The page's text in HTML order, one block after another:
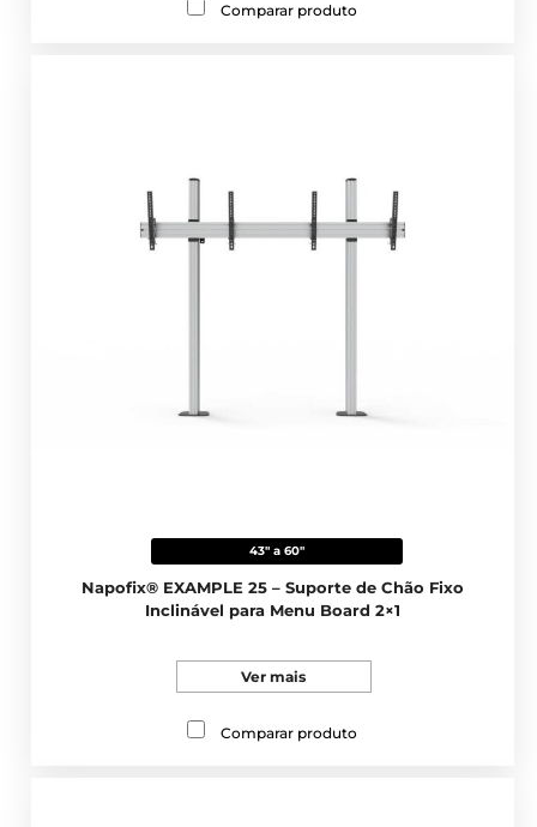
Comparar produto
43" a 60"
Napofix® EXAMPLE 25 – Suporte de Chão Fixo
Inclinável para Menu Board 2×1
Ver mais
Comparar produto